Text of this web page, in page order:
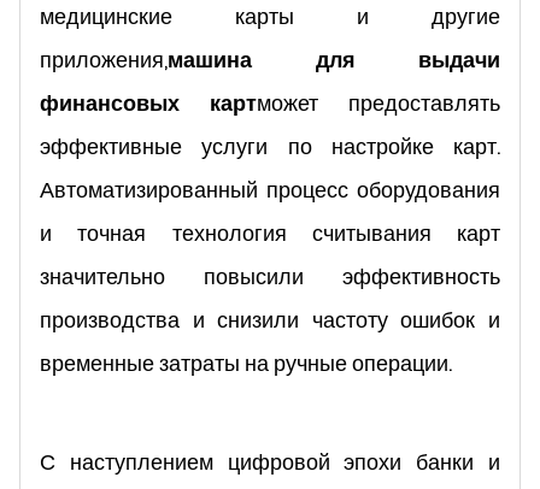
медицинские карты и другие
приложения,машина для выдачи
финансовых картможет предоставлять
эффективные услуги по настройке карт.
Автоматизированный процесс оборудования
и точная технология считывания карт
значительно повысили эффективность
производства и снизили частоту ошибок и
временные затраты на ручные операции.
С наступлением цифровой эпохи банки и